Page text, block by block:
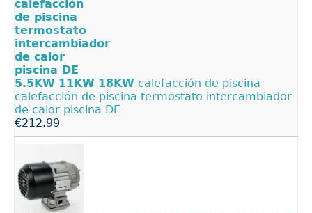
5.5KW 11KW 18KW calefacción de piscina
calefacción de piscina termostato intercambiador
de calor piscina DE
€212.99